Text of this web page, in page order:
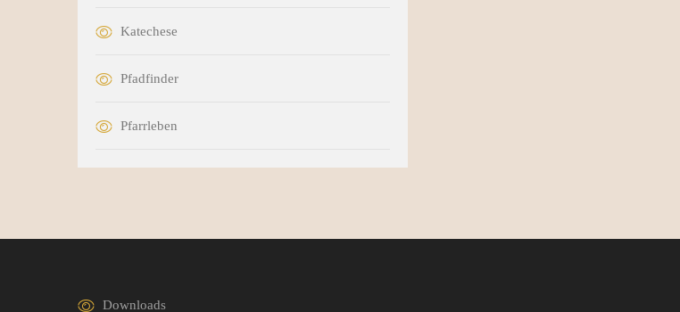
Katechese
Pfadfinder
Pfarrleben
Downloads